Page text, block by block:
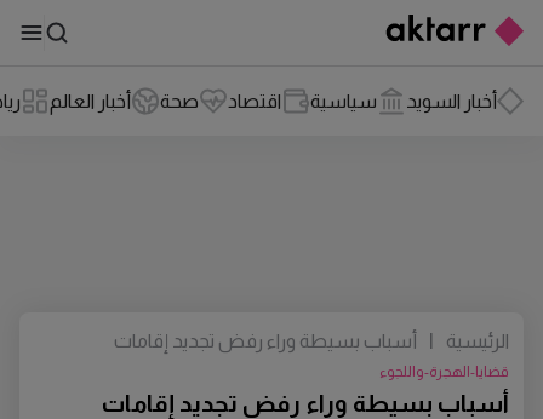
أخبار السويد سياسية اقتصاد صحة أخبار العالم
أسباب بسيطة وراء رفض تجديد إقامات
قضايا-الهجرة-واللجوء
الرئيسية
أسباب بسيطة وراء رفض تجديد إقامات
العمل